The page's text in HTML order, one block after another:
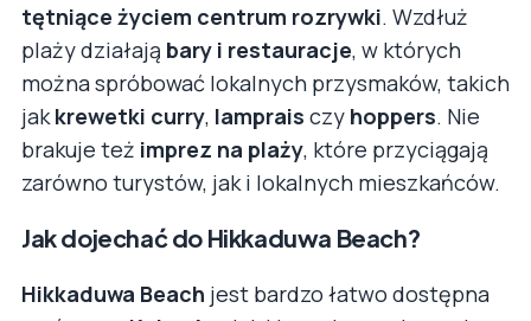
tętniące życiem centrum rozrywki. Wzdłuż
plaży działają bary i restauracje, w których
można spróbować lokalnych przysmaków, takich
jakkrewetki curry, lamprais czy hoppers. Nie
brakuje też imprez na plaży, które przyciągają
zarówno turystów, jak i lokalnych mieszkańców.
Jak dojechać do Hikkaduwa Beach?
Hikkaduwa Beach jest bardzo łatwo dostępna